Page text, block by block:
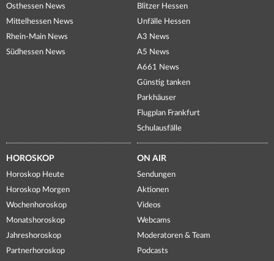
Osthessen News
Mittelhessen News
Rhein-Main News
Südhessen News
Blitzer Hessen
Unfälle Hessen
A3 News
A5 News
A661 News
Günstig tanken
Parkhäuser
Flugplan Frankfurt
Schulausfälle
HOROSKOP
Horoskop Heute
Horoskop Morgen
Wochenhoroskop
Monatshoroskop
Jahreshoroskop
Partnerhoroskop
ON AIR
Sendungen
Aktionen
Videos
Webcams
Moderatoren & Team
Podcasts